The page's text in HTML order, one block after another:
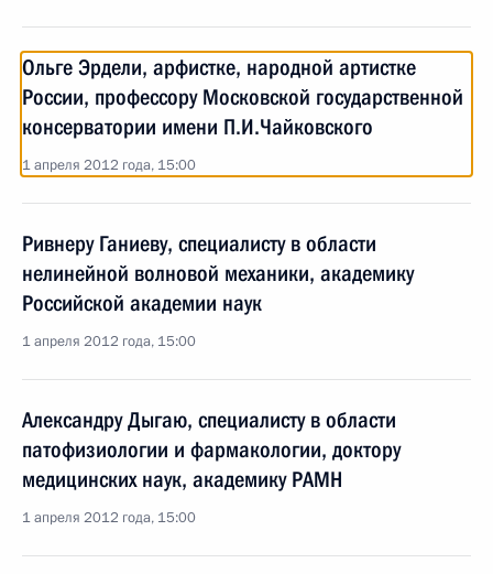
Ольге Эрдели, арфистке, народной артистке
России, профессору Московской государственной
консерватории имени П.И.Чайковского
1 апреля 2012 года, 15:00
Ривнеру Ганиеву, специалисту в области
нелинейной волновой механики, академику
Российской академии наук
1 апреля 2012 года, 15:00
Александру Дыгаю, специалисту в области
патофизиологии и фармакологии, доктору
медицинских наук, академику РАМН
1 апреля 2012 года, 15:00